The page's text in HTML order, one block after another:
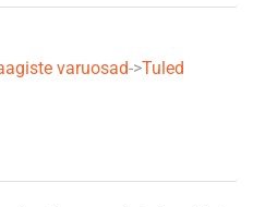
varuosad->Tuled